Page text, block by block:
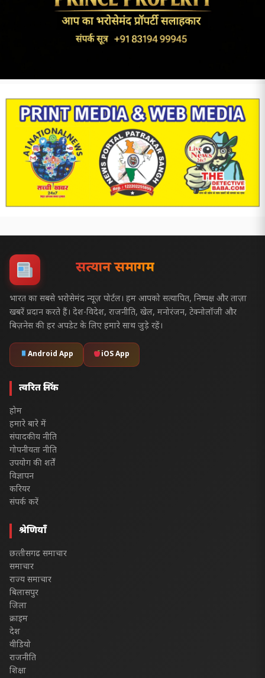
सत्यज्ञान समागम
भारत का सबसे भरोसेमंद न्यूज़ पोर्टल। हम आपको सत्यापित, निष्पक्ष और ताज़ा
खबरें प्रदान करते हैं। देश-विदेश, राजनीति, खेल, मनोरंजन, टेक्नोलॉजी और
बिज़नेस की हर अपडेट के लिए हमारे साथ जुड़े रहें।
Android App iOS App
त्वरित लिंक
होम
हमारे बारे में
संपादकीय नीति
गोपनीयता नीति
उपयोग की शर्तें
विज्ञापन
करियर
संपर्क करें
श्रेणियाँ
छत्‍तीसगढ समाचार
समाचार
राज्य समाचार
बिलासपुर
जिला
क्राइम
देश
वीडियो
राजनीति
शिक्षा